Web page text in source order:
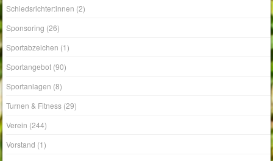
Schiedsrichter:innen (2)
Sponsoring (26)
Sportabzeichen (1)
Sportangebot (90)
Sportanlagen (8)
Turnen & Fitness (29)
Verein (244)
Vorstand (1)